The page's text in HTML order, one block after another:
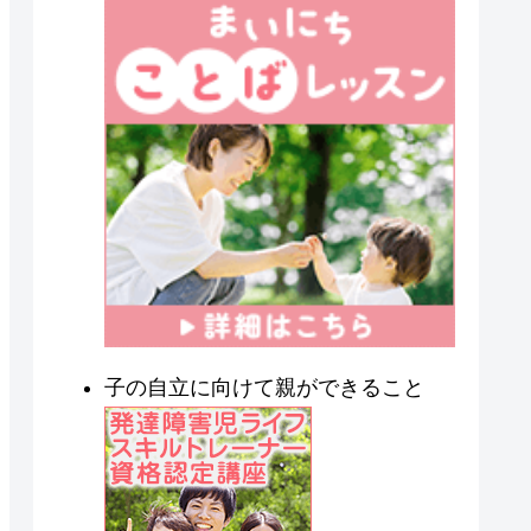
子の自立に向けて親ができること